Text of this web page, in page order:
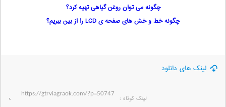
چگونه می توان روغن گیاهی تهیه کرد؟
چگونه خط و خش های صفحه ی LCD را از بین ببریم؟
لینک های دانلود
لینک کوتاه‌ :